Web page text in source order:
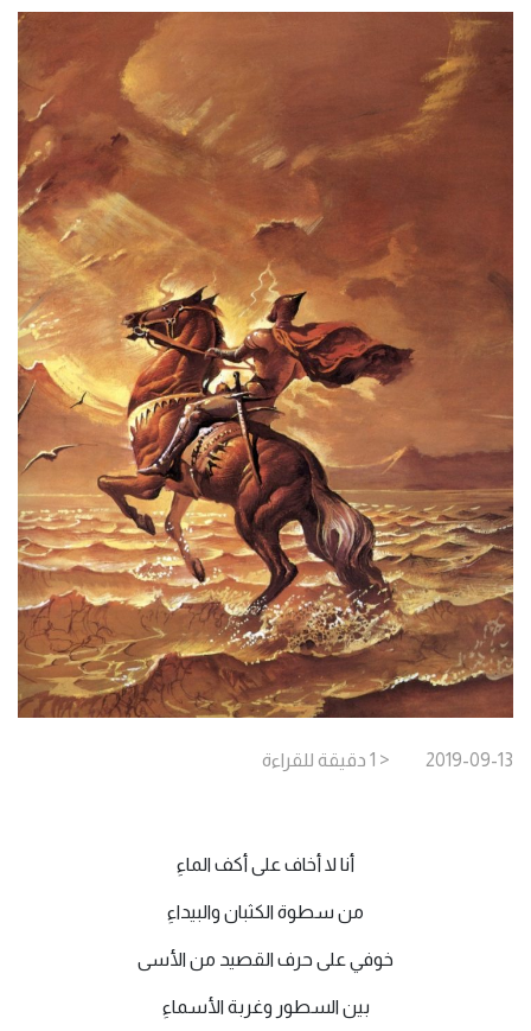
2019-09-13
< 1 دقيقة للقراءة
أنا لا أخاف على أكف الماءِ
من سطوة الكثبان والبيداءِ
خوفي على حرف القصيد من الأسى
بين السطور وغربة الأسماءِ